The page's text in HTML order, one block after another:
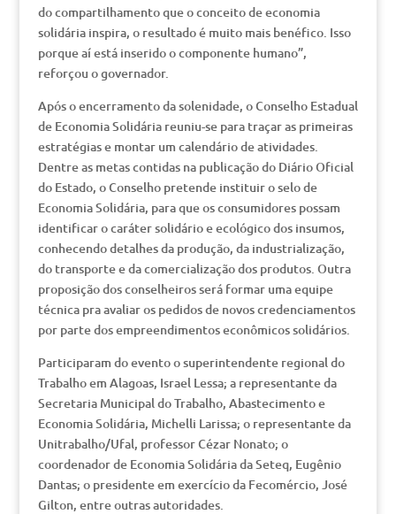
do compartilhamento que o conceito de economia
solidária inspira, o resultado é muito mais benéfico. Isso
porque aí está inserido o componente humano”,
reforçou o governador.
Após o encerramento da solenidade, o Conselho Estadual
de Economia Solidária reuniu-se para traçar as primeiras
estratégias e montar um calendário de atividades.
Dentre as metas contidas na publicação do Diário Oficial
do Estado, o Conselho pretende instituir o selo de
Economia Solidária, para que os consumidores possam
identificar o caráter solidário e ecológico dos insumos,
conhecendo detalhes da produção, da industrialização,
do transporte e da comercialização dos produtos. Outra
proposição dos conselheiros será formar uma equipe
técnica pra avaliar os pedidos de novos credenciamentos
por parte dos empreendimentos econômicos solidários.
Participaram do evento o superintendente regional do
Trabalho em Alagoas, Israel Lessa; a representante da
Secretaria Municipal do Trabalho, Abastecimento e
Economia Solidária, Michelli Larissa; o representante da
Unitrabalho/Ufal, professor Cézar Nonato; o
coordenador de Economia Solidária da Seteq, Eugênio
Dantas; o presidente em exercício da Fecomércio, José
Gilton, entre outras autoridades.